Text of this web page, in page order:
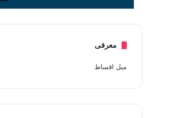
معرفی
مبل اقساط